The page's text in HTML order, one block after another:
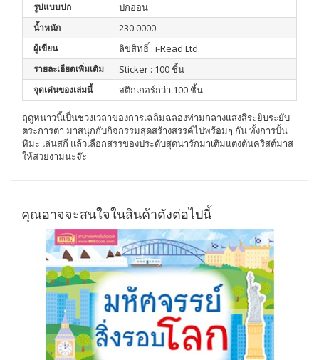
รูปแบบปก ปกอ่อน
น้ำหนัก 230.0000
ผู้เขียน ลิขสิทธิ์ : i-Read Ltd.
รายละเอียดเพิ่มเติม Sticker : 100 ชิ้น
จุดเด่นของเล่มนี้ สติกเกอร์กว่า 100 ชิ้น
ฤดูหนาวนี้เป็นช่วงเวลาของการเฉลิมฉลองท่ามกลางแสงสีระยิบระยับ
ตระการตา มาสนุกกับกิจกรรมสุดสร้างสรรค์ไปพร้อมๆ กัน ทั้งการปั้น
หิมะ เล่นสกี แล้วเลือกสรรของประดับสุดน่ารักมาเติมแต่งต้นคริสต์มาส
ให้สวยงามนะจ๊ะ
คุณอาจจะสนใจในสินค้าดังต่อไปนี้